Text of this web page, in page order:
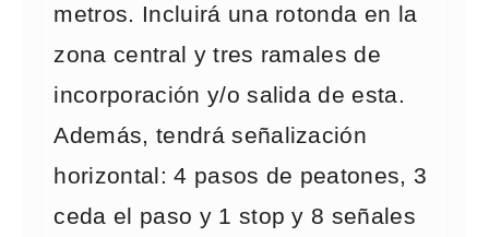
metros. Incluirá una rotonda en la
zona central y tres ramales de
incorporación y/o salida de esta.
Además, tendrá señalización
horizontal: 4 pasos de peatones, 3
ceda el paso y 1 stop y 8 señales